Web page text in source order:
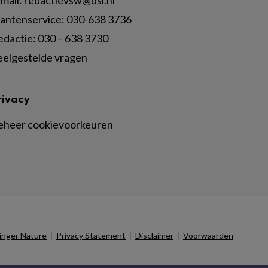
030-638 3736
030 – 638 3730
vragen
cookievoorkeuren
Nature | Privacy Statement | Disclaimer | Voorwaarden